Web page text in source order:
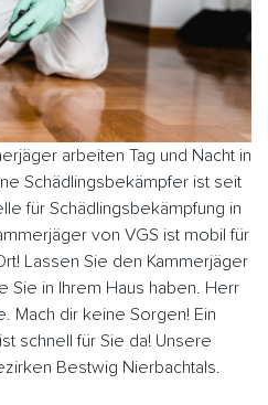
arbeiten Tag und Nacht in
Schädlingsbekämpfer ist seit
für Schädlingsbekämpfung in
von VGS ist mobil für
Lassen Sie den Kammerjäger
Sie in Ihrem Haus haben. Herr
Mach dir keine Sorgen! Ein
schnell für Sie da! Unsere
Bestwig Nierbachtals.